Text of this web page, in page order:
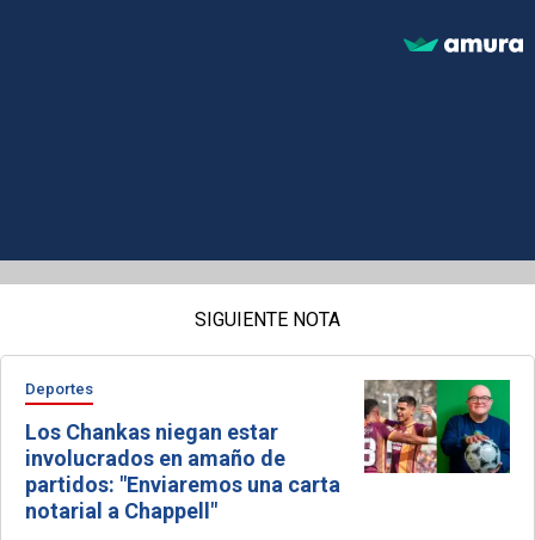
SIGUIENTE NOTA
Deportes
Los Chankas niegan estar
involucrados en amaño de
partidos: "Enviaremos una carta
notarial a Chappell"